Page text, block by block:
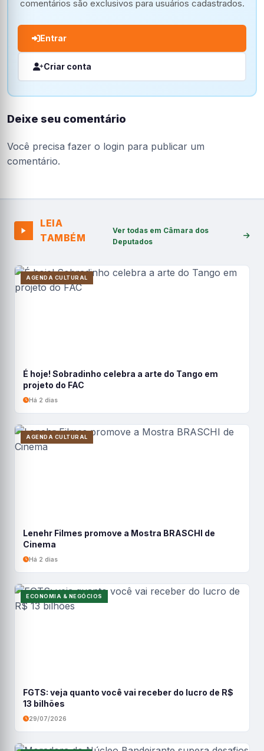
comentários são exclusivos para usuários cadastrados.
Entrar
Criar conta
Deixe seu comentário
Você precisa fazer o login para publicar um
comentário.
LEIA
TAMBÉM
Ver todas em Câmara dos
Deputados
AGENDA CULTURAL
É hoje! Sobradinho celebra a arte do Tango em
projeto do FAC
Há 2 dias
AGENDA CULTURAL
Lenehr Filmes promove a Mostra BRASCHI de
Cinema
Há 2 dias
ECONOMIA & NEGÓCIOS
FGTS: veja quanto você vai receber do lucro de R$
13 bilhões
29/07/2026